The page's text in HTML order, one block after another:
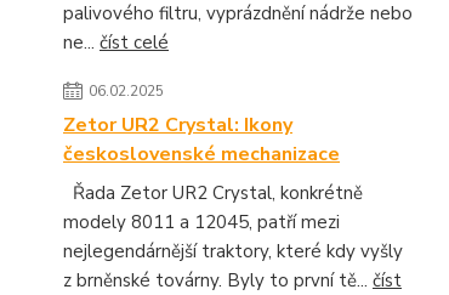
palivového filtru, vyprázdnění nádrže nebo
ne... číst celé
06.02.2025
Zetor UR2 Crystal: Ikony
československé mechanizace
Řada Zetor UR2 Crystal, konkrétně
modely 8011 a 12045, patří mezi
nejlegendárnější traktory, které kdy vyšly
z brněnské továrny. Byly to první tě... číst